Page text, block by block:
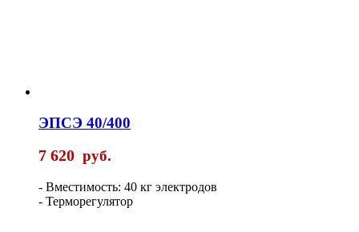
ЭПСЭ 40/400
7 620 руб.
- Вместимость: 40 кг электродов
- Терморегулятор